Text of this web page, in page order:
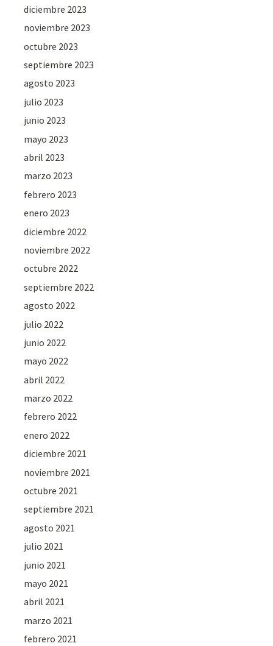
diciembre 2023
noviembre 2023
octubre 2023
septiembre 2023
agosto 2023
julio 2023
junio 2023
mayo 2023
abril 2023
marzo 2023
febrero 2023
enero 2023
diciembre 2022
noviembre 2022
octubre 2022
septiembre 2022
agosto 2022
julio 2022
junio 2022
mayo 2022
abril 2022
marzo 2022
febrero 2022
enero 2022
diciembre 2021
noviembre 2021
octubre 2021
septiembre 2021
agosto 2021
julio 2021
junio 2021
mayo 2021
abril 2021
marzo 2021
febrero 2021